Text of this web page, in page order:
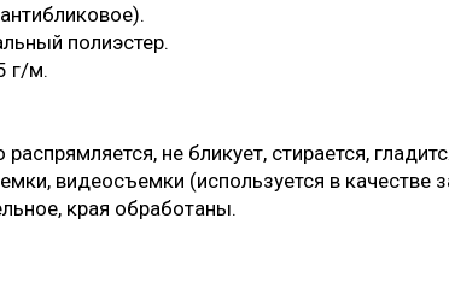
полиэстер.
г/м.
не бликует, стирается,
видеосъемки (используется в качестве
края обработаны.